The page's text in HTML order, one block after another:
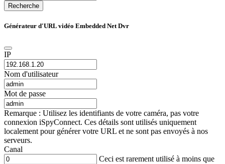
Recherche
Générateur d'URL vidéo Embedded Net Dvr
IP
Nom d'utilisateur
Mot de passe
Remarque : Utilisez les identifiants de votre caméra, pas votre
connexion iSpyConnect. Ces détails sont utilisés uniquement
localement pour générer votre URL et ne sont pas envoyés à nos
serveurs.
Canal
Ceci est rarement utilisé à moins que